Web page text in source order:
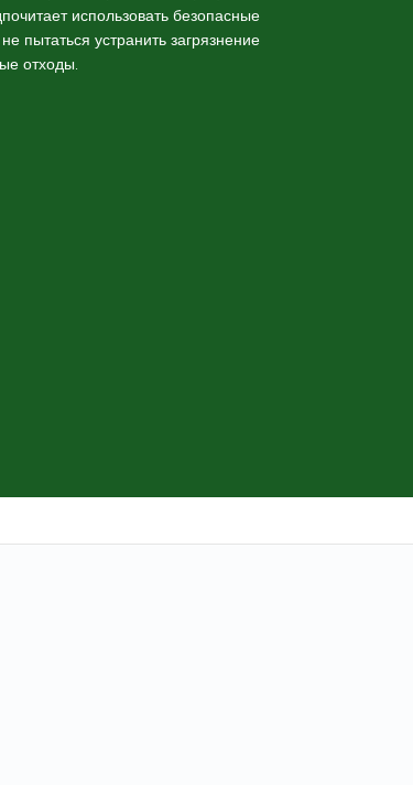
использовать безопасные
пытаться устранить загрязнение
отходы.